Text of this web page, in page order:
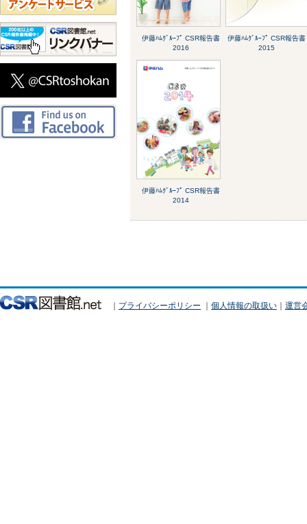
伊藤ﾊﾑｸﾞﾙｰﾌﾟ CSR報告書
2016
伊藤ﾊﾑｸﾞﾙｰﾌﾟ CSR報告書
2015
伊藤ﾊﾑｸﾞﾙｰﾌﾟ CSR報告書
2014
｜ プライバシーポリシー ｜ 個人情報の取扱い ｜ 運営